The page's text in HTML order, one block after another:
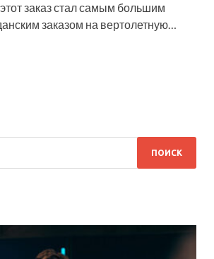
заказ стал самым большим
заказом на вертолетную…